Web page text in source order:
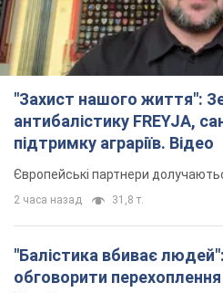
"Балістика вбиває
обговорити
Україною
Глава МЗС Польщі закликав до
Україною
6,4 т.
чоловіків 18-60 років:
4 часа назад 23,8 т.